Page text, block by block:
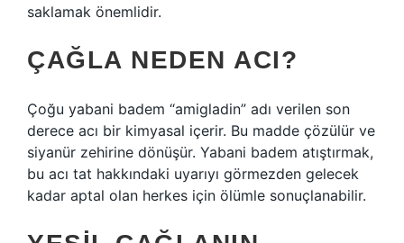
saklamak önemlidir.
ÇAĞLA NEDEN ACI?
Çoğu yabani badem “amigladin” adı verilen son
derece acı bir kimyasal içerir. Bu madde çözülür ve
siyanür zehirine dönüşür. Yabani badem atıştırmak,
bu acı tat hakkındaki uyarıyı görmezden gelecek
kadar aptal olan herkes için ölümle sonuçlanabilir.